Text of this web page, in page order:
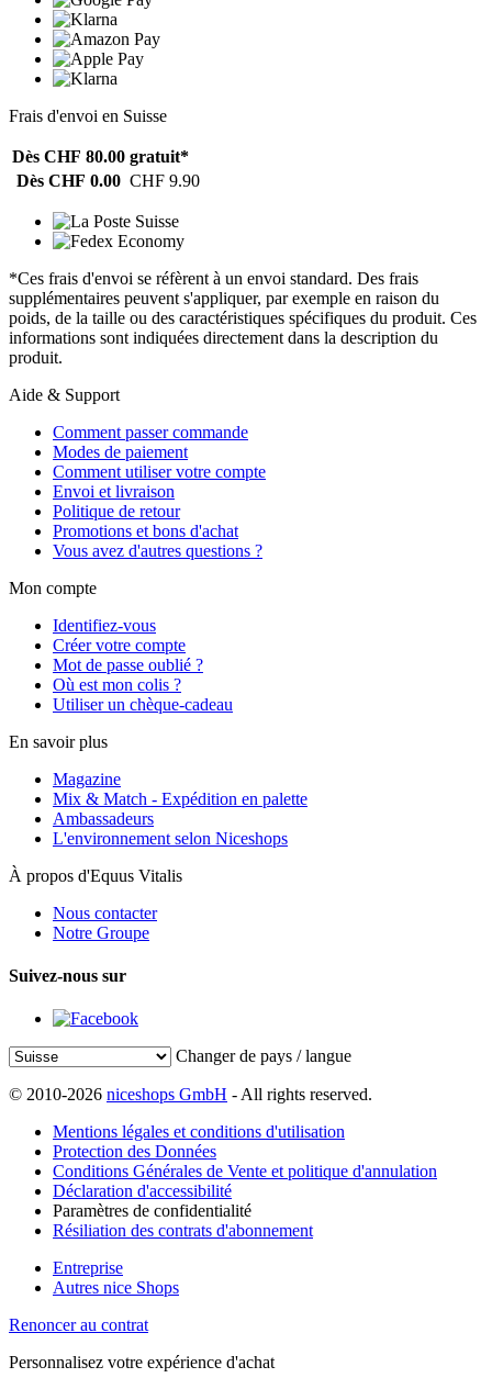
Frais d'envoi en Suisse
Dès CHF 80.00 gratuit*
Dès CHF 0.00 CHF 9.90
*Ces frais d'envoi se réfèrent à un envoi standard. Des frais
supplémentaires peuvent s'appliquer, par exemple en raison du
poids, de la taille ou des caractéristiques spécifiques du produit. Ces
informations sont indiquées directement dans la description du
produit.
Aide & Support
Comment passer commande
Modes de paiement
Comment utiliser votre compte
Envoi et livraison
Politique de retour
Promotions et bons d'achat
Vous avez d'autres questions ?
Mon compte
Identifiez-vous
Créer votre compte
Mot de passe oublié ?
Où est mon colis ?
Utiliser un chèque-cadeau
En savoir plus
Magazine
Mix & Match - Expédition en palette
Ambassadeurs
L'environnement selon Niceshops
À propos d'Equus Vitalis
Nous contacter
Notre Groupe
Suivez-nous sur
Changer de pays / langue
© 2010-2026 niceshops GmbH - All rights reserved.
Mentions légales et conditions d'utilisation
Protection des Données
Conditions Générales de Vente et politique d'annulation
Déclaration d'accessibilité
Paramètres de confidentialité
Résiliation des contrats d'abonnement
Entreprise
Autres nice Shops
Renoncer au contrat
Personnalisez votre expérience d'achat